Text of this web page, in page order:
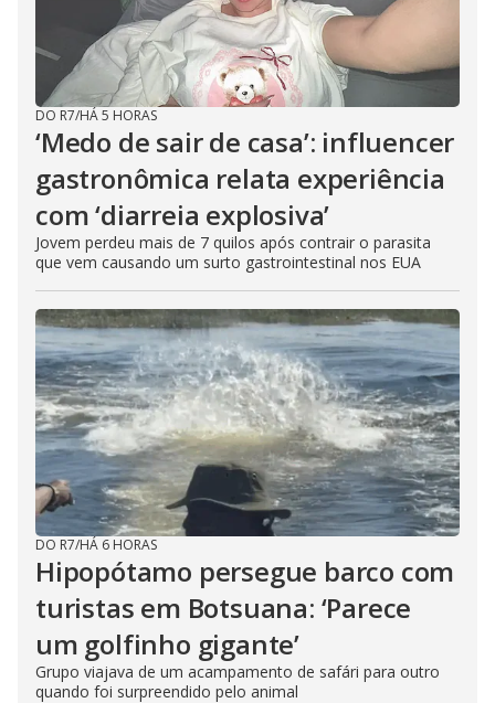
DO R7/HÁ 5 HORAS
‘Medo de sair de casa’: influencer
gastronômica relata experiência
com ‘diarreia explosiva’
Jovem perdeu mais de 7 quilos após contrair o parasita
que vem causando um surto gastrointestinal nos EUA
DO R7/HÁ 6 HORAS
Hipopótamo persegue barco com
turistas em Botsuana: ‘Parece
um golfinho gigante’
Grupo viajava de um acampamento de safári para outro
quando foi surpreendido pelo animal